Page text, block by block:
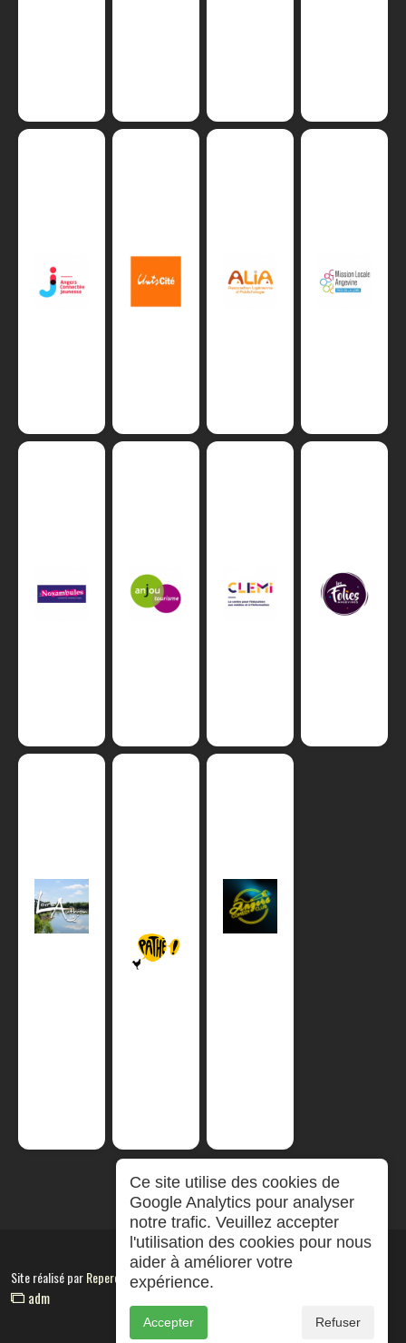
Site réalisé parRepereCom
adm
Ce site utilise des cookies de
Google Analytics pour analyser
notre trafic. Veuillez accepter
l'utilisation des cookies pour nous
aider à améliorer votre
expérience.
Accepter Refuser